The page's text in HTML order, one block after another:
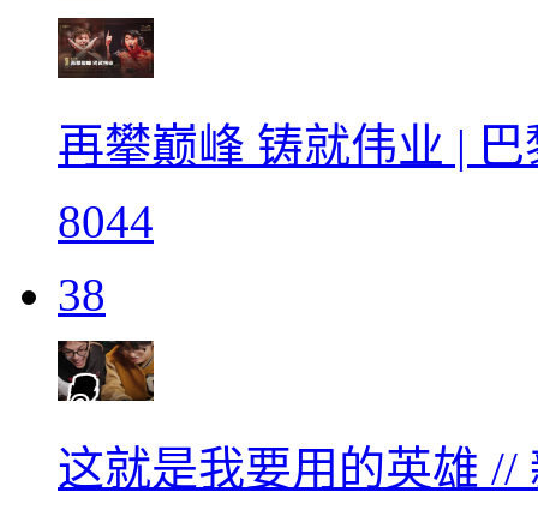
再攀巅峰 铸就伟业 |
8044
38
这就是我要用的英雄 //